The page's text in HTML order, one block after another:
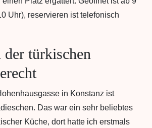
Uhr), reservieren ist telefonisch
türkischen
in Konstanz ist
Das war ein sehr beliebtes
Küche, dort hatte ich erstmals